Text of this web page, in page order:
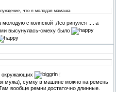
что я молодая мамаша
молодую с коляской ,Лео ринулся .... а
высунулась-смеху было
окружающих
!
мужа), сумку в машине можно на ремень
вообще ремни достаточно длинные.